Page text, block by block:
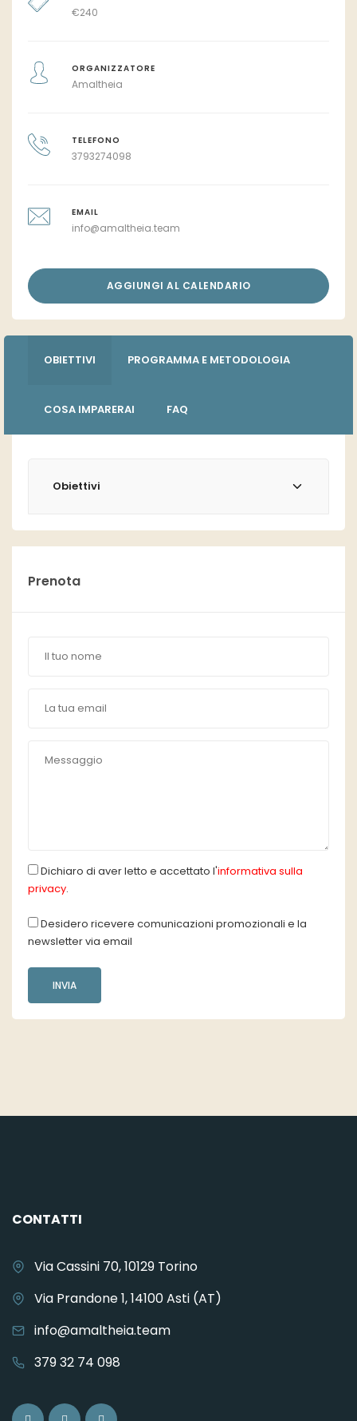
€240
ORGANIZZATORE
Amaltheia
TELEFONO
3793274098
EMAIL
info@amaltheia.team
AGGIUNGI AL CALENDARIO
OBIETTIVI PROGRAMMA E METODOLOGIA
COSA IMPARERAI FAQ
Obiettivi
Prenota
Dichiaro di aver letto e accettato l'informativa sulla
privacy.
Desidero ricevere comunicazioni promozionali e la
newsletter via email
CONTATTI
Via Cassini 70, 10129 Torino
Via Prandone 1, 14100 Asti (AT)
info@amaltheia.team
379 32 74 098